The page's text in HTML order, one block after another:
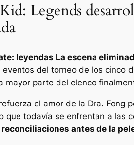
Legends
leyendas La escena
del torneo de los cinco
mayor parte del elenco
el amor de la Dra. Fong
que todavía se enfrentan a las
reconciliaciones antes de la